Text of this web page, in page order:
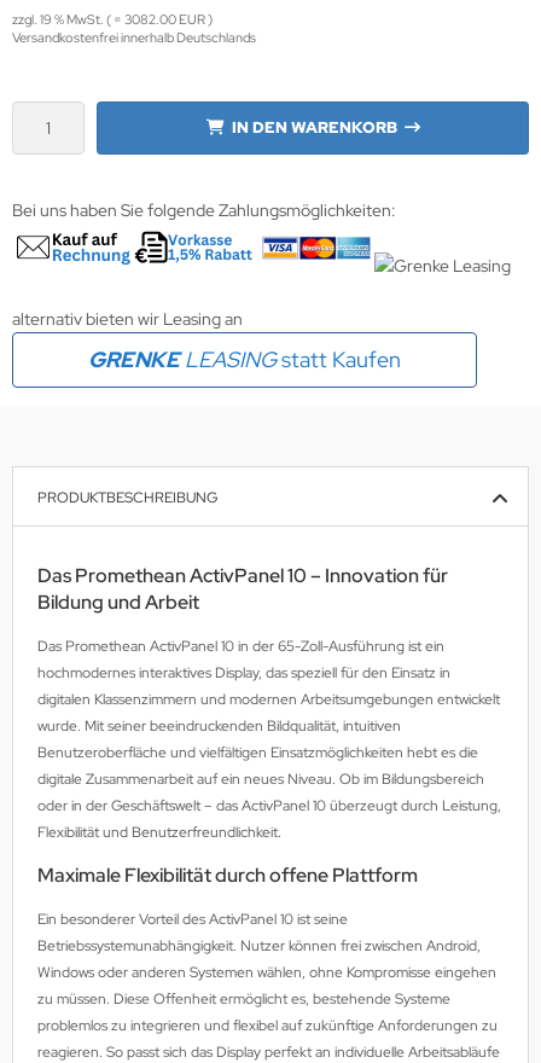
zzgl. 19 % MwSt. ( = 3082.00 EUR )
Versandkostenfrei innerhalb Deutschlands
IN DEN WARENKORB
Bei uns haben Sie folgende Zahlungsmöglichkeiten:
alternativ bieten wir Leasing an
GRENKELEASINGstatt Kaufen
PRODUKTBESCHREIBUNG
Das Promethean ActivPanel 10 – Innovation für
Bildung und Arbeit
Das Promethean ActivPanel 10 in der 65-Zoll-Ausführung ist ein
hochmodernes interaktives Display, das speziell für den Einsatz in
digitalen Klassenzimmern und modernen Arbeitsumgebungen entwickelt
wurde. Mit seiner beeindruckenden Bildqualität, intuitiven
Benutzeroberfläche und vielfältigen Einsatzmöglichkeiten hebt es die
digitale Zusammenarbeit auf ein neues Niveau. Ob im Bildungsbereich
oder in der Geschäftswelt – das ActivPanel 10 überzeugt durch Leistung,
Flexibilität und Benutzerfreundlichkeit.
Maximale Flexibilität durch offene Plattform
Ein besonderer Vorteil des ActivPanel 10 ist seine
Betriebssystemunabhängigkeit. Nutzer können frei zwischen Android,
Windows oder anderen Systemen wählen, ohne Kompromisse eingehen
zu müssen. Diese Offenheit ermöglicht es, bestehende Systeme
problemlos zu integrieren und flexibel auf zukünftige Anforderungen zu
reagieren. So passt sich das Display perfekt an individuelle Arbeitsabläufe
GmbH